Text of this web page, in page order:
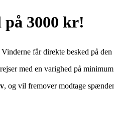
3000 kr!
får direkte besked på den
med en varighed på
, og vil fremover modtage